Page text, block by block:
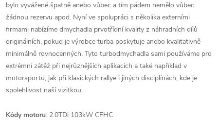
bylo vyvážené špatně anebo vůbec a tím pádem nemělo vůbec
žádnou rezervu apod. Nyní ve spolupráci s několika externími
firmami nabízíme dmychadla prvotřídní kvality z náhradních dílů
originálních, pokud je výrobce turba poskytuje anebo kvalitativně
minimálně rovnocenných. Tyto turbodmychadla sami používáme pro
extrémní zátěž při nejrůznějších aplikacích a také například v
motorsportu, jak při klasických rallye i jiných disciplínách, kde je
spolehlivost naší vizitkou.
Kódy motoru: 2.0TDi 103kW CFHC